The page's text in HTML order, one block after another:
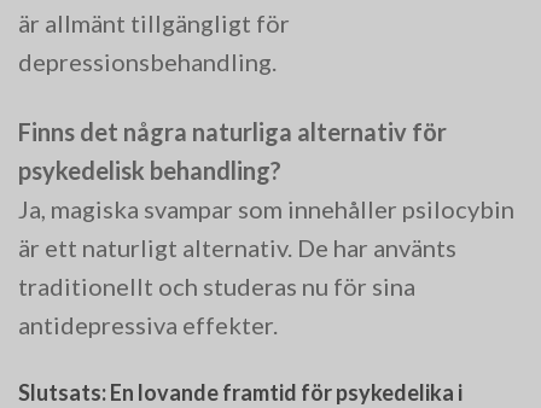
är allmänt tillgängligt för
depressionsbehandling.
Finns det några naturliga alternativ för
psykedelisk behandling?
Ja, magiska svampar som innehåller psilocybin
är ett naturligt alternativ. De har använts
traditionellt och studeras nu för sina
antidepressiva effekter.
Slutsats: En lovande framtid för psykedelika i